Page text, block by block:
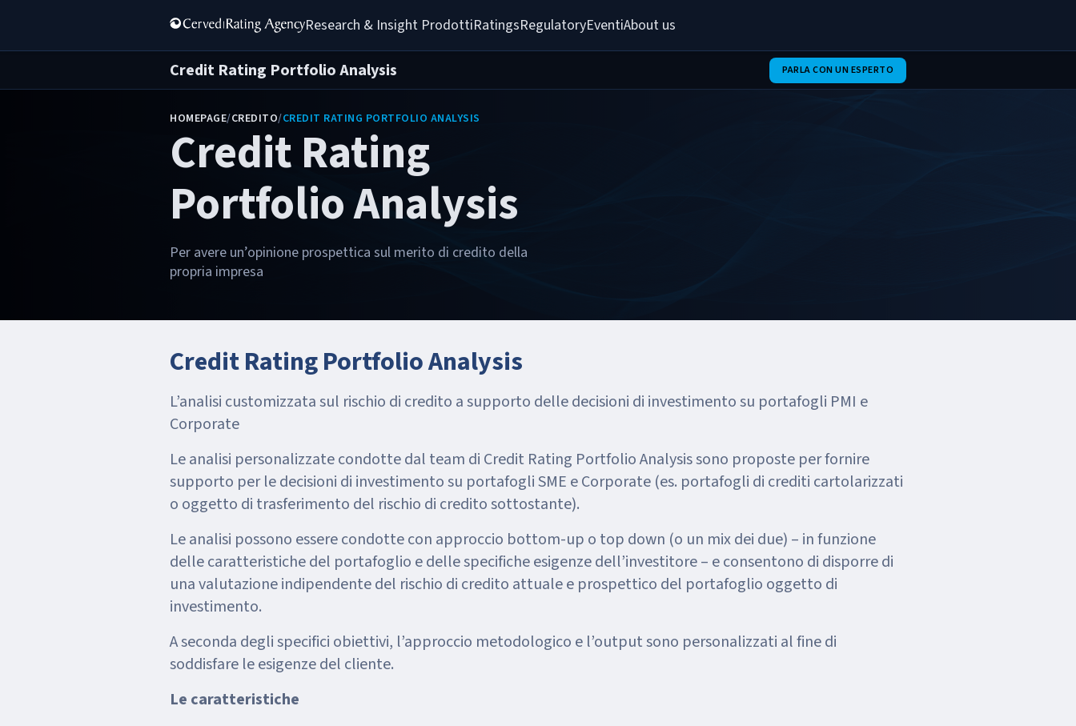
Research & Insight ProdottiRatingsRegulatoryEventiAbout us
Credit Rating Portfolio Analysis PARLA CON UN ESPERTO
HOMEPAGE/CREDITO/CREDIT RATING PORTFOLIO ANALYSIS
Credit Rating
Portfolio Analysis
Per avere un’opinione prospettica sul merito di credito della
propria impresa
Credit Rating Portfolio Analysis
L’analisi customizzata sul rischio di credito a supporto delle decisioni di investimento su portafogli PMI e
Corporate
Le analisi personalizzate condotte dal team di Credit Rating Portfolio Analysis sono proposte per fornire
supporto per le decisioni di investimento su portafogli SME e Corporate (es. portafogli di crediti cartolarizzati
o oggetto di trasferimento del rischio di credito sottostante).
Le analisi possono essere condotte con approccio bottom-up o top down (o un mix dei due) – in funzione
delle caratteristiche del portafoglio e delle specifiche esigenze dell’investitore – e consentono di disporre di
una valutazione indipendente del rischio di credito attuale e prospettico del portafoglio oggetto di
investimento.
A seconda degli specifici obiettivi, l’approccio metodologico e l’output sono personalizzati al fine di
soddisfare le esigenze del cliente.
Le caratteristiche